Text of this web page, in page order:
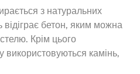
з натуральних
бетон, яким можна
Крім цього
використовуються камінь,